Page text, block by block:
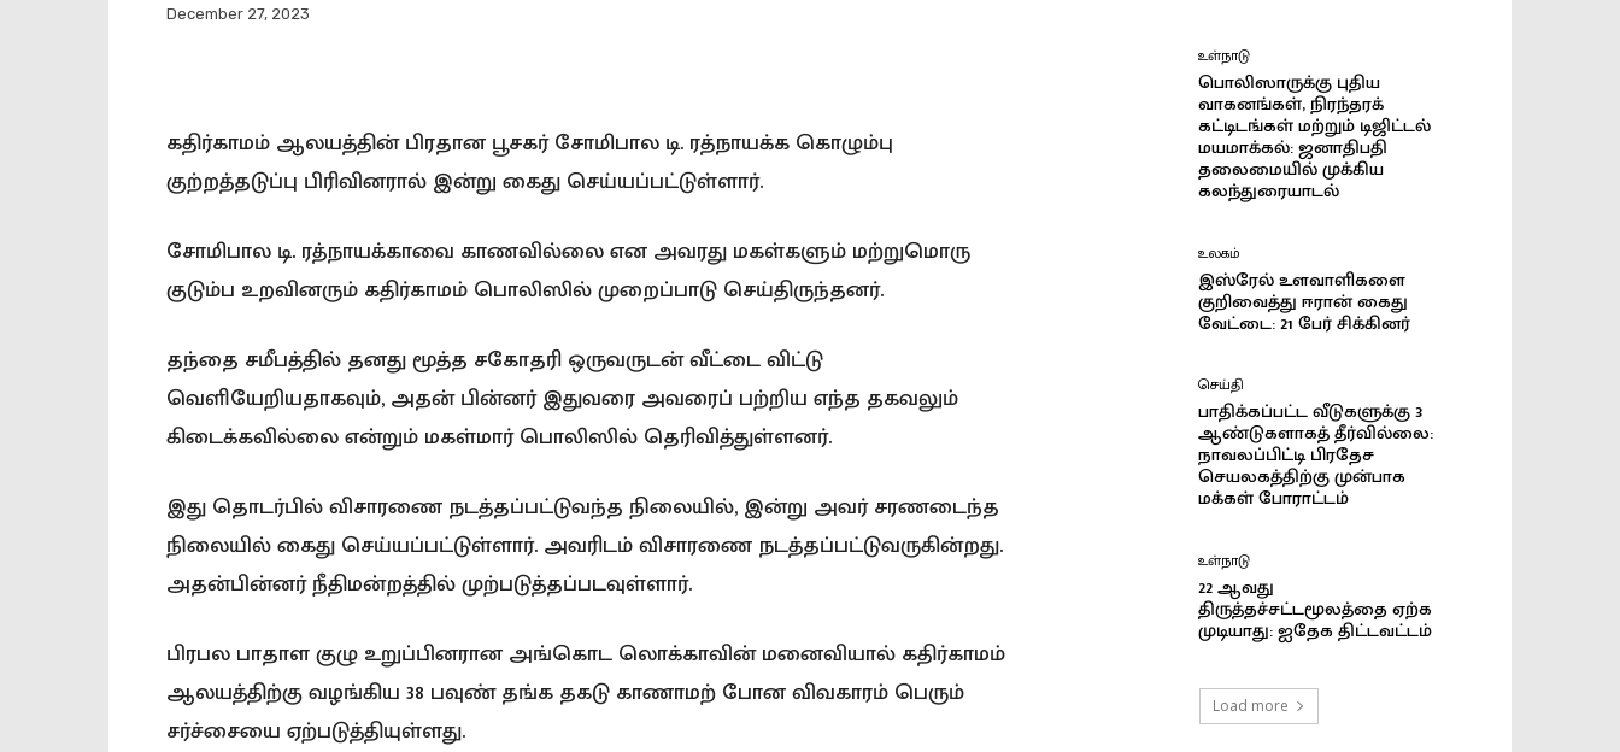
December 27, 2023
கதிர்காமம் ஆலயத்தின் பிரதான பூசகர் சோமிபால டி. ரத்நாயக்க கொழும்பு
குற்றத்தடுப்பு பிரிவினரால் இன்று கைது செய்யப்பட்டுள்ளார்.
சோமிபால டி. ரத்நாயக்காவை காணவில்லை என அவரது மகள்களும் மற்றுமொரு
குடும்ப உறவினரும் கதிர்காமம் பொலிஸில் முறைப்பாடு செய்திருந்தனர்.
தந்தை சமீபத்தில் தனது மூத்த சகோதரி ஒருவருடன் வீட்டை விட்டு
வெளியேறியதாகவும், அதன் பின்னர் இதுவரை அவரைப் பற்றிய எந்த தகவலும்
கிடைக்கவில்லை என்றும் மகள்மார் பொலிஸில் தெரிவித்துள்ளனர்.
இது தொடர்பில் விசாரணை நடத்தப்பட்டுவந்த நிலையில், இன்று அவர் சரணடைந்த
நிலையில் கைது செய்யப்பட்டுள்ளார். அவரிடம் விசாரணை நடத்தப்பட்டுவருகின்றது.
அதன்பின்னர் நீதிமன்றத்தில் முற்படுத்தப்படவுள்ளார்.
பிரபல பாதாள குழு உறுப்பினரான அங்கொட லொக்காவின் மனைவியால் கதிர்காமம்
ஆலயத்திற்கு வழங்கிய 38 பவுண் தங்க தகடு காணாமற் போன விவகாரம் பெரும்
சர்ச்சையை ஏற்படுத்தியுள்ளது.
உள்நாடு
பொலிஸாருக்கு புதிய
வாகனங்கள், நிரந்தரக்
கட்டிடங்கள் மற்றும் டிஜிட்டல்
மயமாக்கல்: ஜனாதிபதி
தலைமையில் முக்கிய
கலந்துரையாடல்
உலகம்
இஸ்ரேல் உளவாளிகளை
குறிவைத்து ஈரான் கைது
வேட்டை: 21 பேர் சிக்கினர்
செய்தி
பாதிக்கப்பட்ட வீடுகளுக்கு 3
ஆண்டுகளாகத் தீர்வில்லை:
நாவலப்பிட்டி பிரதேச
செயலகத்திற்கு முன்பாக
மக்கள் போராட்டம்
உள்நாடு
22 ஆவது
திருத்தச்சட்டமூலத்தை ஏற்க
முடியாது: ஐதேக திட்டவட்டம்
Load more